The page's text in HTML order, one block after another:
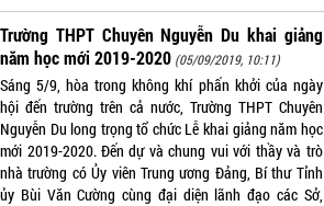
Trường THPT Chuyên Nguyễn Du khai giảng
năm học mới 2019-2020 (05/09/2019, 10:11)
Sáng 5/9, hòa trong không khí phấn khởi của ngày
hội đến trường trên cả nước, Trường THPT Chuyên
Nguyễn Du long trọng tổ chức Lễ khai giảng năm học
mới 2019-2020. Đến dự và chung vui với thầy và trò
nhà trường có Ủy viên Trung ương Đảng, Bí thư Tỉnh
ủy Bùi Văn Cường cùng đại diện lãnh đạo các Sở,